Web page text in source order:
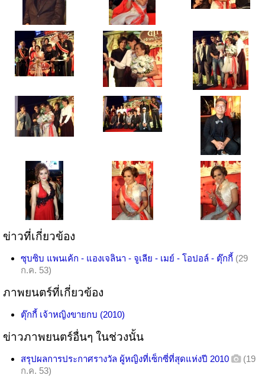
ข่าวที่เกี่ยวข้อง
ซุบซิบ แพนเค้ก - แองเจลินา - จูเลีย - เมย์ - โอปอล์ - ตุ๊กกี้ (29
ก.ค. 53)
ภาพยนตร์ที่เกี่ยวข้อง
ตุ๊กกี้ เจ้าหญิงขายกบ (2010)
ข่าวภาพยนตร์อื่นๆ ในช่วงนั้น
สรุปผลการประกาศรางวัล ผู้หญิงที่เซ็กซี่ที่สุดแห่งปี 2010
(19
ก.ค. 53)